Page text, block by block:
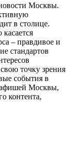
Москвы.
в столице.
– правдивое и
стандартов
точку зрения
события в
афишей Москвы,
контента,